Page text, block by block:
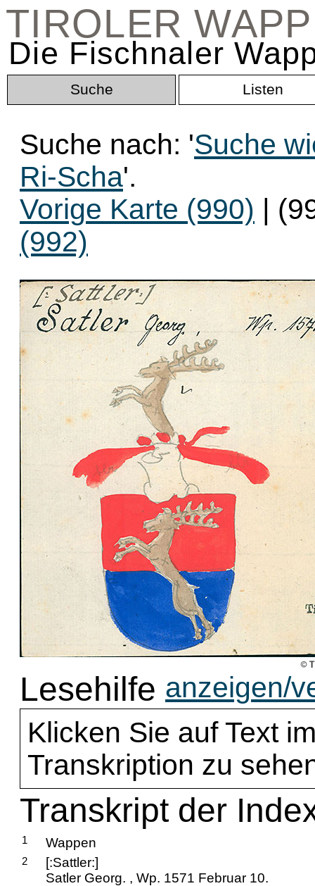
TIROLER
Die Fischnaler
Suche Listen
Suche nach: 'Suche
Ri-Scha'.
Vorige Karte (990) |
(992)
Lesehilfe anzeigen/
Klicken Sie auf Text
Transkription zu
Transkript der
1 Wappen
2
[:Sattler:]
Satler Georg. , Wp. 1571 Februar 10.